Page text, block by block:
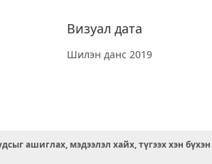
Визуал дата
Шилэн данс 2019
ашиглах, мэдээлэл хайх, түгээх хэн